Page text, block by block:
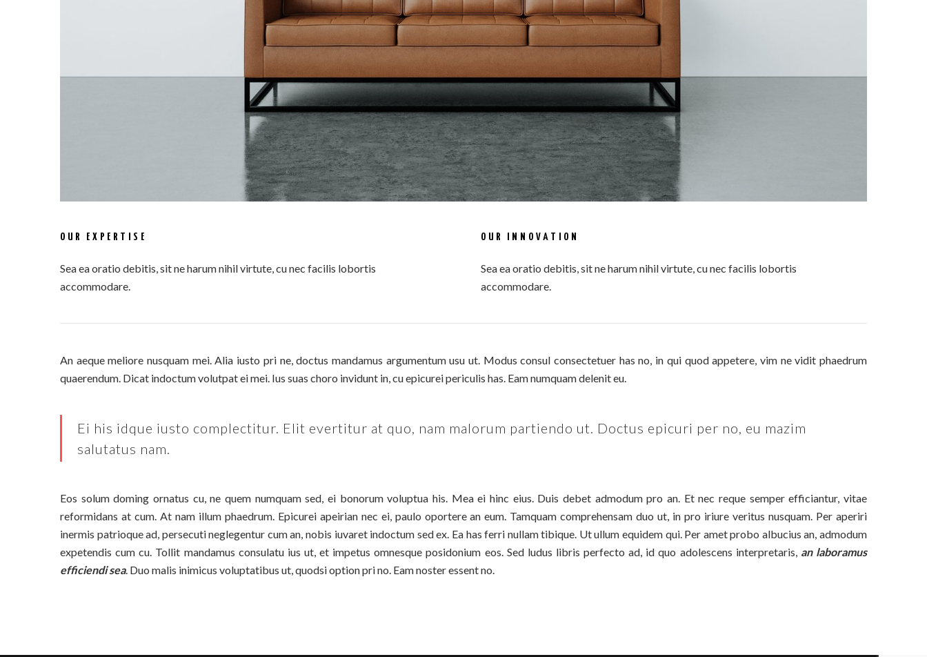
OUR EXPERTISE
Sea ea oratio debitis, sit ne harum nihil virtute, cu nec facilis lobortis
accommodare.
OUR INNOVATION
Sea ea oratio debitis, sit ne harum nihil virtute, cu nec facilis lobortis
accommodare.
An aeque meliore nusquam mei. Alia iusto pri ne, doctus mandamus argumentum usu ut. Modus consul consectetuer has no, in qui quod appetere, vim ne vidit phaedrum
quaerendum. Dicat indoctum volutpat ei mei. Ius suas choro invidunt in, cu epicurei periculis has. Eam numquam delenit eu.
Ei his idque iusto complectitur. Elit evertitur at quo, nam malorum partiendo ut. Doctus epicuri per no, eu mazim
salutatus nam.
Eos solum doming ornatus cu, ne quem numquam sed, ei bonorum voluptua his. Mea ei hinc eius. Duis debet admodum pro an. Et nec reque semper efficiantur, vitae
reformidans at cum. At nam illum phaedrum. Epicurei apeirian nec ei, paulo oportere an eum. Tamquam comprehensam duo ut, in pro iriure veritus nusquam. Per aperiri
inermis patrioque ad, persecuti neglegentur cum an, nobis iuvaret indoctum sed ex. Ea has ferri nullam tibique. Ut ullum equidem qui. Per amet probo albucius an, admodum
expetendis cum cu. Tollit mandamus consulatu ius ut, et impetus omnesque posidonium eos. Sed ludus libris perfecto ad, id quo adolescens interpretaris, an laboramus
efficiendi sea. Duo malis inimicus voluptatibus ut, quodsi option pri no. Eam noster essent no.